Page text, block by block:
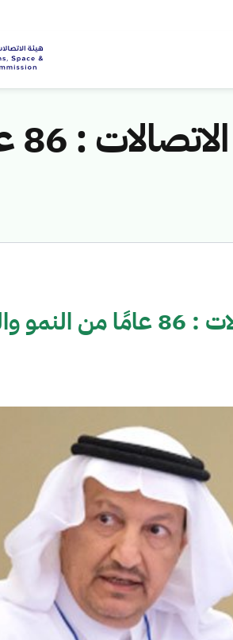
محافظ هيئة الاتصالات : 86